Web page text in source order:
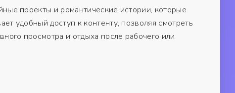
проекты и романтические истории, которые
удобный доступ к контенту, позволяя смотреть
просмотра и отдыха после рабочего или